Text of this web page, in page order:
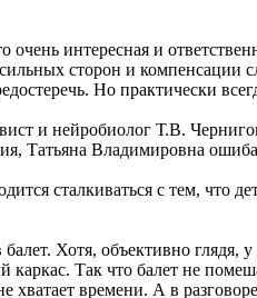
очень интересная и
сильных сторон и
Но практически
и нейробиолог Т.В.
Татьяна Владимировна
сталкиваться с тем, что
Хотя, объективно
Так что балет не
хватает времени. А в